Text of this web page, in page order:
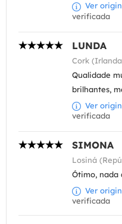
Ver
verificada
LUNDA
Cork
Qualidade
brilhantes,
Ver
verificada
SIMONA
Losiná
Ótimo, nada
Ver
verificada